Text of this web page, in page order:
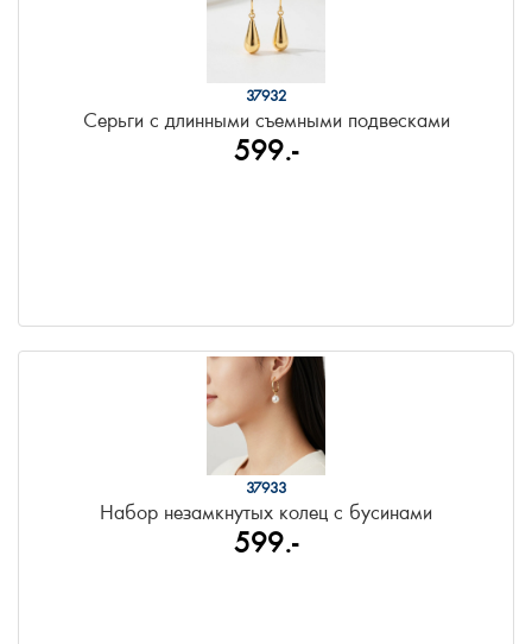
37932
Серьги с длинными съемными подвесками
599.-
37933
Набор незамкнутых колец с бусинами
599.-